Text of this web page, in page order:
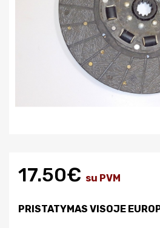
17.50€ su PVM
PRISTATYMAS VISOJE